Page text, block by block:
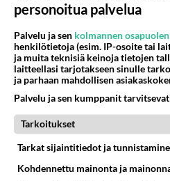
METSÄNHOITO
Merkinnät pöllien päissä
Naapurin metsässä kaatuu
värimrkintöjä pöllien päissä?
30.10.2008 16:01
METSÄNHOITO
personoitua palvelua
Palvelu ja sen kolmannen
henkilötietoja (esim. IP-osoite tai
ja muita teknisiä keinoja tietojen
laitteellasi tarjotakseen sinulle
ja parhaan mahdollisen
Palvelu ja sen kumppanit
Tarkoitukset
Tarkat sijaintitiedot ja
Kohdennettu mainonta ja